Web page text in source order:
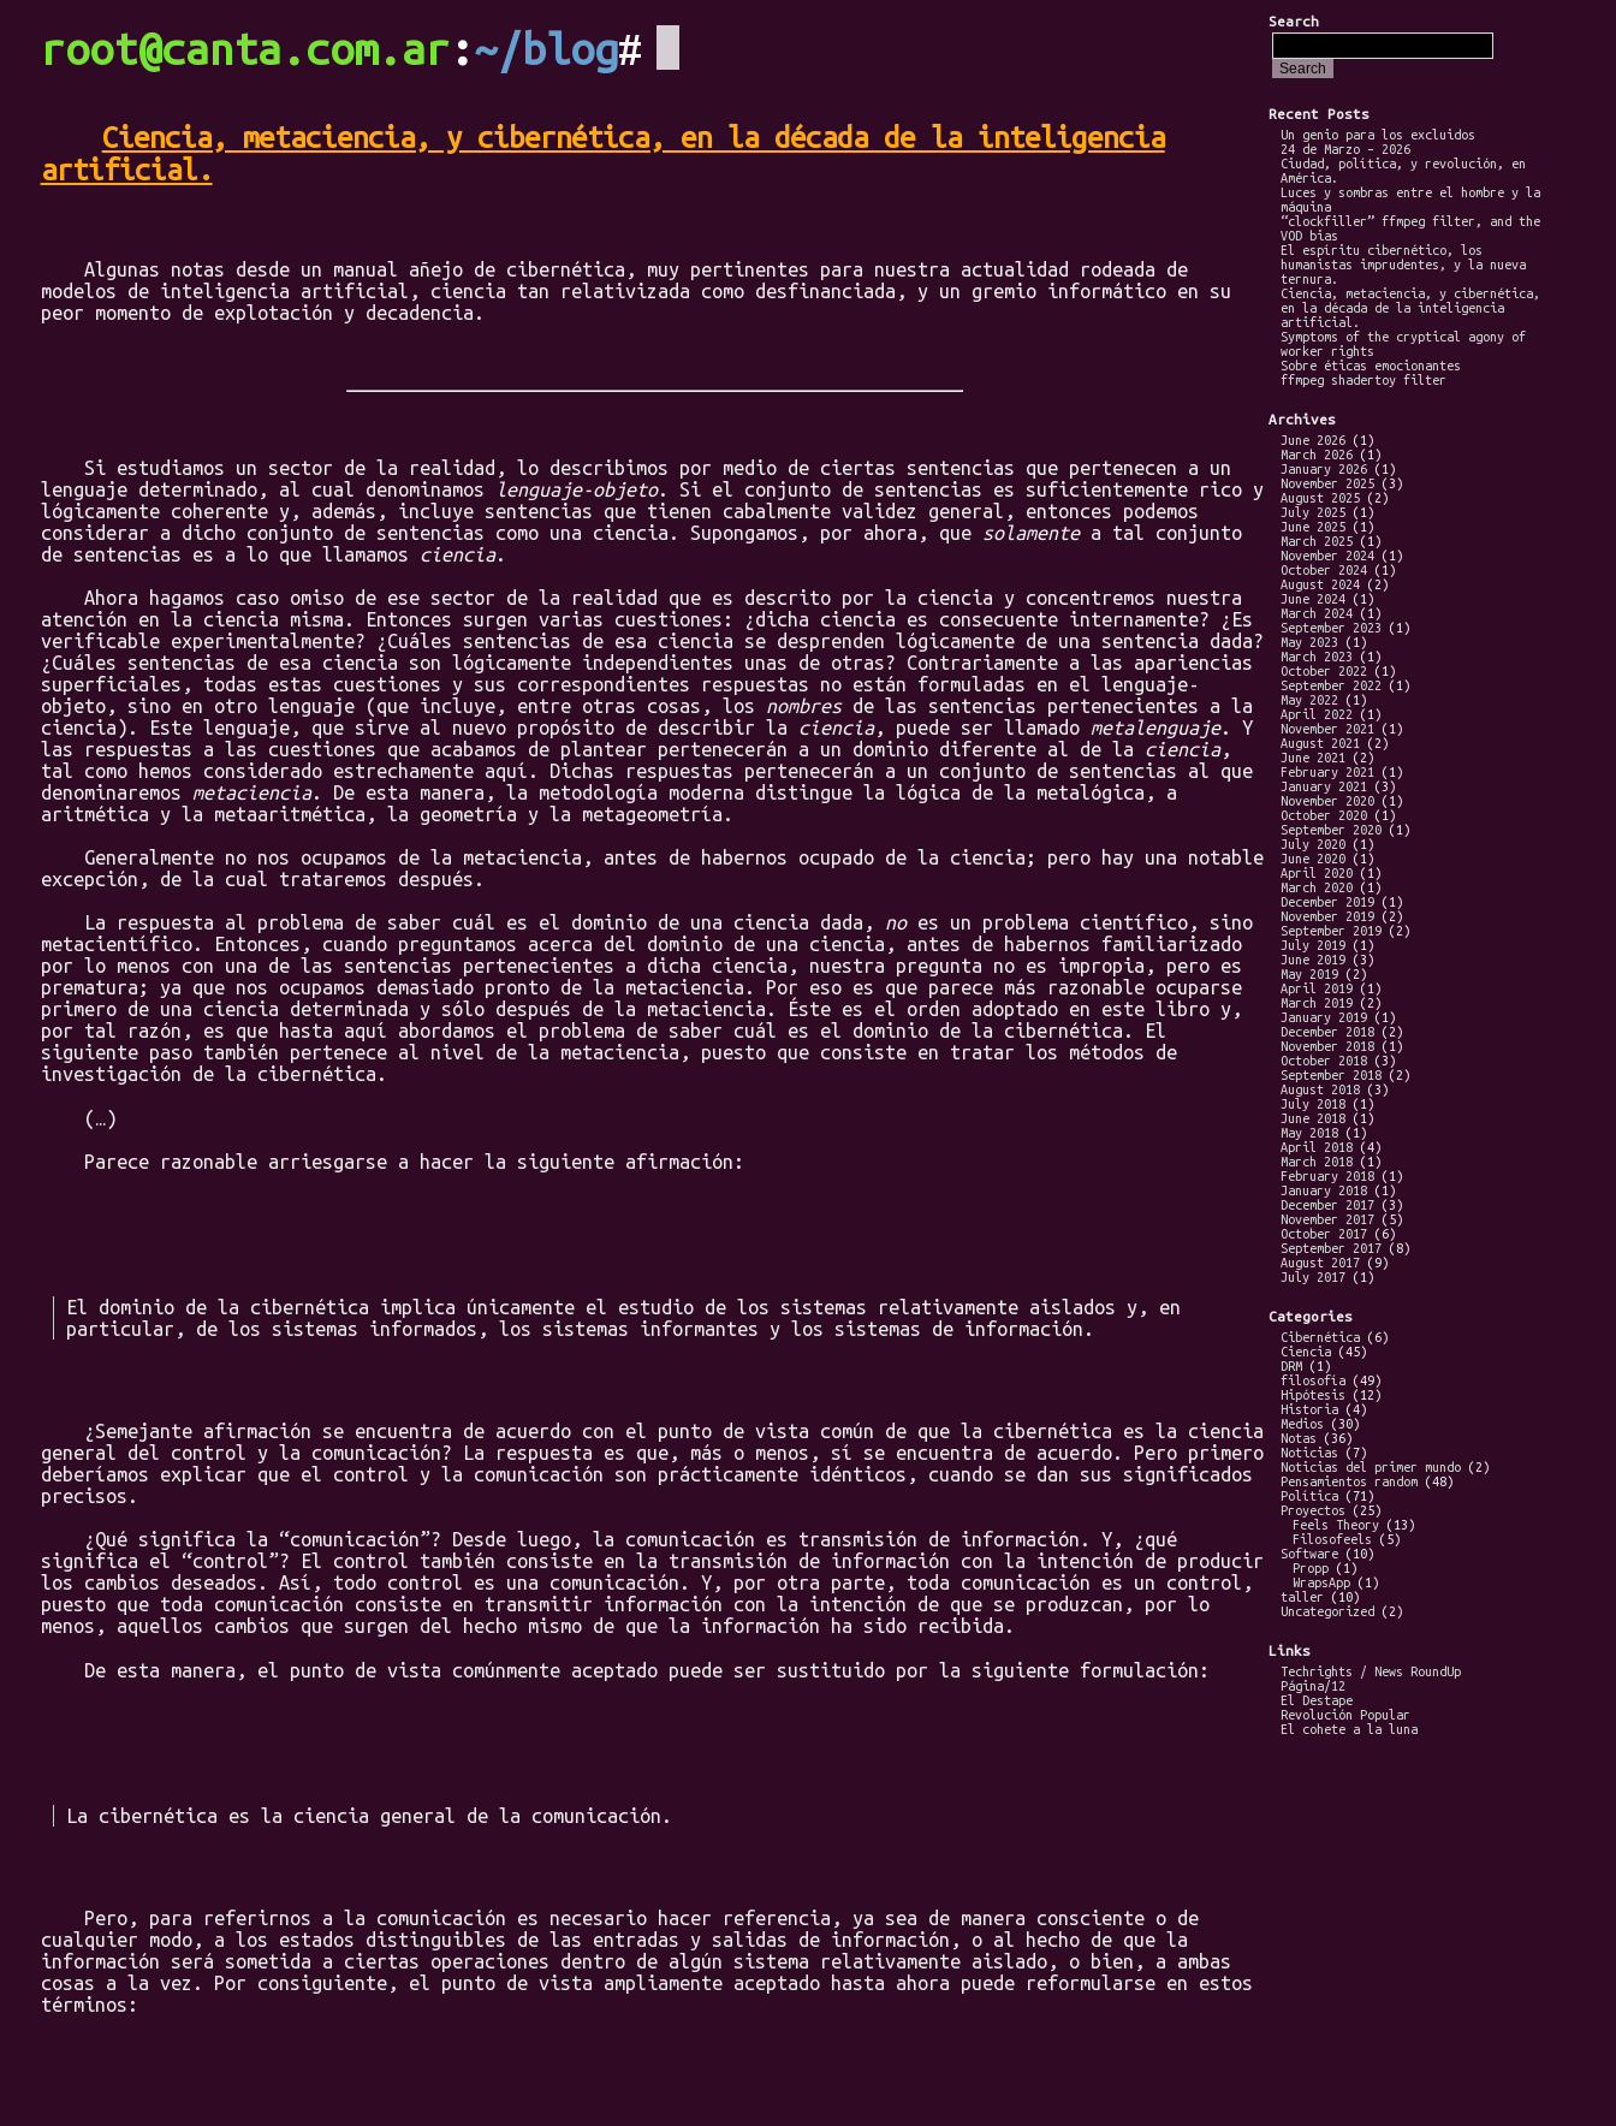
root@canta.com.ar ~/blog
Ciencia, metaciencia, y cibernética, en la década de la inteligencia
artificial.
Algunas notas desde un manual añejo de cibernética, muy pertinentes para nuestra actualidad rodeada de
modelos de inteligencia artificial, ciencia tan relativizada como desfinanciada, y un gremio informático en su
peor momento de explotación y decadencia.
Si estudiamos un sector de la realidad, lo describimos por medio de ciertas sentencias que pertenecen a un
lenguaje determinado, al cual denominamos
lenguaje-objeto. Si el conjunto de sentencias es suficientemente rico y
lógicamente coherente y, además, incluye sentencias que tienen cabalmente validez general, entonces podemos
considerar a dicho conjunto de sentencias como una ciencia. Supongamos, por ahora, que solamentea tal conjunto
de sentencias es a lo que llamamos ciencia.
Ahora hagamos caso omiso de ese sector de la realidad que es descrito por la ciencia y concentremos nuestra
atención en la ciencia misma. Entonces surgen varias cuestiones: ¿dicha ciencia es consecuente internamente? ¿Es
verificable experimentalmente? ¿Cuáles sentencias de esa ciencia se desprenden lógicamente de una sentencia dada?
¿Cuáles sentencias de esa ciencia son lógicamente independientes unas de otras? Contrariamente a las apariencias
superficiales, todas estas cuestiones y sus correspondientes respuestas no están formuladas en el lenguaje-
objeto, sino en otro lenguaje (que incluye, entre otras cosas, los nombresde las sentencias pertenecientes a la
ciencia). Este lenguaje, que sirve al nuevo propósito de describir la ciencia, puede ser llamado metalenguaje. Y
las respuestas a las cuestiones que acabamos de plantear pertenecerán a un dominio diferente al de la ciencia,
tal como hemos considerado estrechamente aquí. Dichas respuestas pertenecerán a un conjunto de sentencias al que
denominaremos metaciencia. De esta manera, la metodología moderna distingue la lógica de la metalógica, a
aritmética y la metaaritmética, la geometría y la metageometría.
Generalmente no nos ocupamos de la metaciencia, antes de habernos ocupado de la ciencia; pero hay una notable
excepción, de la cual trataremos después.
La respuesta al problema de saber cuál es el dominio de una ciencia dada, noes un problema científico, sino
metacientífico. Entonces, cuando preguntamos acerca del dominio de una ciencia, antes de habernos familiarizado
por lo menos con una de las sentencias pertenecientes a dicha ciencia, nuestra pregunta no es impropia, pero es
prematura; ya que nos ocupamos demasiado pronto de la metaciencia. Por eso es que parece más razonable ocuparse
primero de una ciencia determinada y sólo después de la metaciencia. Éste es el orden adoptado en este libro y,
por tal razón, es que hasta aquí abordamos el problema de saber cuál es el dominio de la cibernética. El
siguiente paso también pertenece al nivel de la metaciencia, puesto que consiste en tratar los métodos de
investigación de la cibernética.
(…)
Parece razonable arriesgarse a hacer la siguiente afirmación:
El dominio de la cibernética implica únicamente el estudio de los sistemas relativamente aislados y, en
particular, de los sistemas informados, los sistemas informantes y los sistemas de información.
¿Semejante afirmación se encuentra de acuerdo con el punto de vista común de que la cibernética es la ciencia
general del control y la comunicación? La respuesta es que, más o menos, sí se encuentra de acuerdo. Pero primero
deberíamos explicar que el control y la comunicación son prácticamente idénticos, cuando se dan sus significados
precisos.
¿Qué significa la “comunicación”? Desde luego, la comunicación es transmisión de información. Y, ¿qué
significa el “control”? El control también consiste en la transmisión de información con la intención de producir
los cambios deseados. Así, todo control es una comunicación. Y, por otra parte, toda comunicación es un control,
puesto que toda comunicación consiste en transmitir información con la intención de que se produzcan, por lo
menos, aquellos cambios que surgen del hecho mismo de que la información ha sido recibida.
De esta manera, el punto de vista comúnmente aceptado puede ser sustituido por la siguiente formulación:
La cibernética es la ciencia general de la comunicación.
Pero, para referirnos a la comunicación es necesario hacer referencia, ya sea de manera consciente o de
cualquier modo, a los estados distinguibles de las entradas y salidas de información, o al hecho de que la
información será sometida a ciertas operaciones dentro de algún sistema relativamente aislado, o bien, a ambas
cosas a la vez. Por consiguiente, el punto de vista ampliamente aceptado hasta ahora puede reformularse en estos
términos:
Search
Recent Posts
Un genio para los excluidos
24 de Marzo – 2026
Ciudad, política, y revolución, en
América.
Luces y sombras entre el hombre y la
máquina
“clockfiller” ffmpeg filter, and the
VOD bias
El espíritu cibernético, los
humanistas imprudentes, y la nueva
ternura.
Ciencia, metaciencia, y cibernética,
en la década de la inteligencia
artificial.
Symptoms of the cryptical agony of
worker rights
Sobre éticas emocionantes
ffmpeg shadertoy filter
Archives
June 2026 (1)
March 2026 (1)
January 2026 (1)
November 2025 (3)
August 2025 (2)
July 2025 (1)
June 2025 (1)
March 2025 (1)
November 2024 (1)
October 2024 (1)
August 2024 (2)
June 2024 (1)
March 2024 (1)
September 2023 (1)
May 2023 (1)
March 2023 (1)
October 2022 (1)
September 2022 (1)
May 2022 (1)
April 2022 (1)
November 2021 (1)
August 2021 (2)
June 2021 (2)
February 2021 (1)
January 2021 (3)
November 2020 (1)
October 2020 (1)
September 2020 (1)
July 2020 (1)
June 2020 (1)
April 2020 (1)
March 2020 (1)
December 2019 (1)
November 2019 (2)
September 2019 (2)
July 2019 (1)
June 2019 (3)
May 2019 (2)
April 2019 (1)
March 2019 (2)
January 2019 (1)
December 2018 (2)
November 2018 (1)
October 2018 (3)
September 2018 (2)
August 2018 (3)
July 2018 (1)
June 2018 (1)
May 2018 (1)
April 2018 (4)
March 2018 (1)
February 2018 (1)
January 2018 (1)
December 2017 (3)
November 2017 (5)
October 2017 (6)
September 2017 (8)
August 2017 (9)
July 2017 (1)
Categories
Cibernética (6)
Ciencia (45)
DRM (1)
filosofía (49)
Hipótesis (12)
Historia (4)
Medios (30)
Notas (36)
Noticias (7)
Noticias del primer mundo (2)
Pensamientos random (48)
Política (71)
Proyectos (25)
Feels Theory (13)
Filosofeels (5)
Software (10)
Propp (1)
WrapsApp (1)
taller (10)
Uncategorized (2)
Links
Techrights / News RoundUp
Página/12
El Destape
Revolución Popular
El cohete a la luna